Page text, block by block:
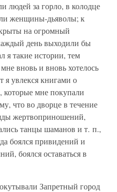
людей за горло, в колодце
женщины-дьяволы; к
на огромный
день выходили бы
такие истории, тем
вновь и вновь хотелось
я увлекся книгами о
которые мне покупали
что во дворце в течение
жертвоприношений,
танцы шаманов и т. п.,
боялся привидений и
боялся оставаться в
Запретный город